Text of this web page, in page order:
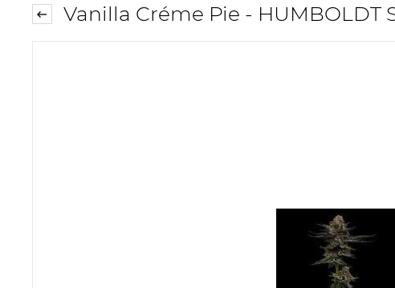
Vanilla Créme Pie - HUMBOLDT